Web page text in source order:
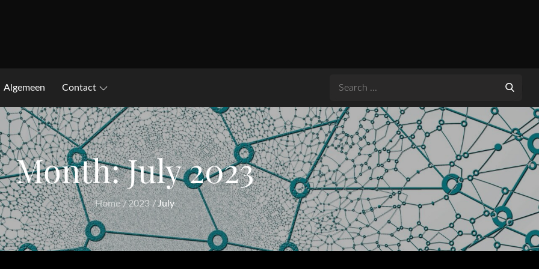
Algemeen Contact
Search
Month:July 2023
Home 2023 July